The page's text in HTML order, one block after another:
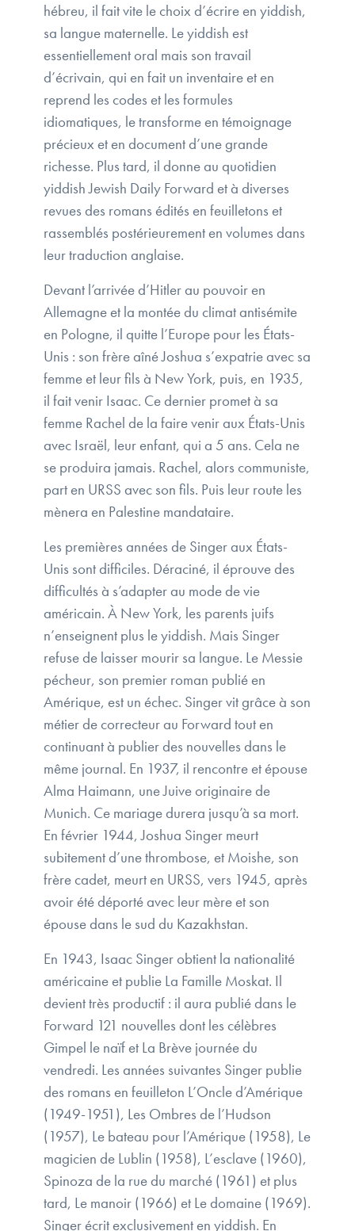
hébreu, il fait vite le choix d’écrire en yiddish,
sa langue maternelle. Le yiddish est
essentiellement oral mais son travail
d’écrivain, qui en fait un inventaire et en
reprend les codes et les formules
idiomatiques, le transforme en témoignage
précieux et en document d’une grande
richesse. Plus tard, il donne au quotidien
yiddish Jewish Daily Forward et à diverses
revues des romans édités en feuilletons et
rassemblés postérieurement en volumes dans
leur traduction anglaise.
Devant l’arrivée d’Hitler au pouvoir en
Allemagne et la montée du climat antisémite
en Pologne, il quitte l’Europe pour les États-
Unis : son frère aîné Joshua s’expatrie avec sa
femme et leur fils à New York, puis, en 1935,
il fait venir Isaac. Ce dernier promet à sa
femme Rachel de la faire venir aux États-Unis
avec Israël, leur enfant, qui a 5 ans. Cela ne
se produira jamais. Rachel, alors communiste,
part en URSS avec son fils. Puis leur route les
mènera en Palestine mandataire.
Les premières années de Singer aux États-
Unis sont difficiles. Déraciné, il éprouve des
difficultés à s’adapter au mode de vie
américain. À New York, les parents juifs
n’enseignent plus le yiddish. Mais Singer
refuse de laisser mourir sa langue. Le Messie
pécheur, son premier roman publié en
Amérique, est un échec. Singer vit grâce à son
métier de correcteur au Forward tout en
continuant à publier des nouvelles dans le
même journal. En 1937, il rencontre et épouse
Alma Haimann, une Juive originaire de
Munich. Ce mariage durera jusqu’à sa mort.
En février 1944, Joshua Singer meurt
subitement d’une thrombose, et Moishe, son
frère cadet, meurt en URSS, vers 1945, après
avoir été déporté avec leur mère et son
épouse dans le sud du Kazakhstan.
En 1943, Isaac Singer obtient la nationalité
américaine et publie La Famille Moskat. Il
devient très productif : il aura publié dans le
Forward 121 nouvelles dont les célèbres
Gimpel le naïf et La Brève journée du
vendredi. Les années suivantes Singer publie
des romans en feuilleton L’Oncle d’Amérique
(1949-1951), Les Ombres de l’Hudson
(1957), Le bateau pour l’Amérique (1958), Le
magicien de Lublin (1958), L’esclave (1960),
Spinoza de la rue du marché (1961) et plus
tard, Le manoir (1966) et Le domaine (1969).
Singer écrit exclusivement en yiddish. En